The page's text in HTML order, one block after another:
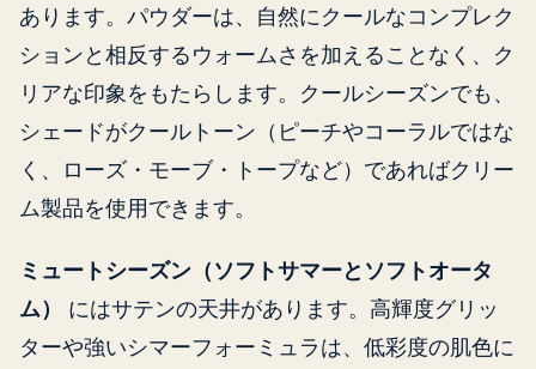
あります。パウダーは、自然にクールなコンプレク
ションと相反するウォームさを加えることなく、ク
リアな印象をもたらします。クールシーズンでも、
シェードがクールトーン（ピーチやコーラルではな
く、ローズ・モーブ・トープなど）であればクリー
ム製品を使用できます。
ミュートシーズン（ソフトサマーとソフトオータ
ム）
にはサテンの天井があります。高輝度グリッ
ターや強いシマーフォーミュラは、低彩度の肌色に